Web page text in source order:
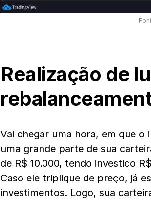
Realização de
Vai chegar uma hora, em que
uma grande parte de sua
de R$ 10.000, tendo investido
Caso ele triplique de preço, já
investimentos. Logo, sua